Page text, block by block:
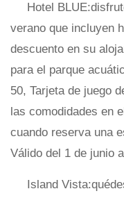
Hotel
verano que incluyen
descuento en su
para el parque
50, Tarjeta de juego
las comodidades en
cuando reserva una
Válido del 1 de junio
Island